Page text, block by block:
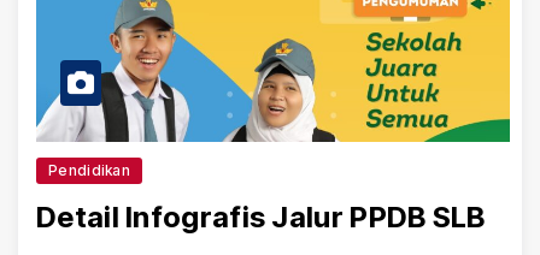
Pendidikan
Detail Infografis Jalur PPDB SLB